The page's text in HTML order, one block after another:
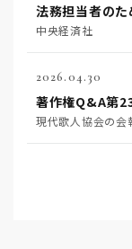
中央経済社
2026.04.30
著作権Q&A第
現代歌人協会の会